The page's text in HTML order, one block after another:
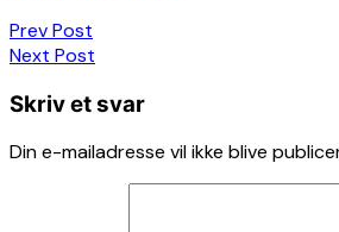
Indlægsnavigation
Prev Post
Next Post
Skriv et svar
Din e-mailadresse vil ikke blive